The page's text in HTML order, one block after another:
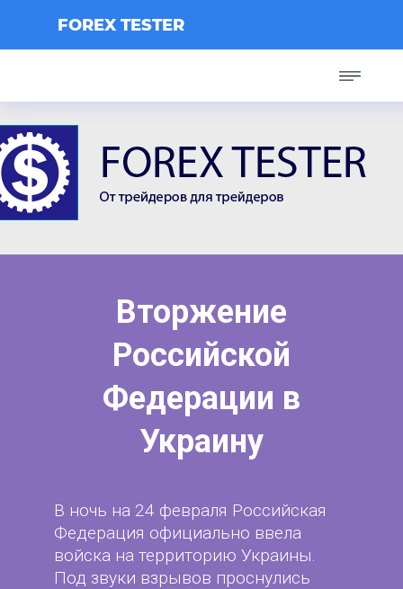
FOREX TESTER
Вторжение
Российской
Федерации в
Украину
В ночь на 24 февраля Российская
Федерация официально ввела
войска на территорию Украины.
Под звуки взрывов проснулись